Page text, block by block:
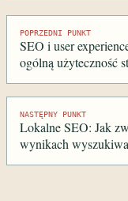
Nawigacja
wpisu
POPRZEDNI PUNKT
SEO i user
ogólną użyteczność
NASTĘPNY PUNKT
Lokalne SEO: Jak
wynikach